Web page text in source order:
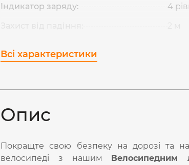
Індикатор заряду:
4
Всі характеристики
Опис
Покращте свою безпеку на дорозі та
велосипеді з нашим Велосипедним